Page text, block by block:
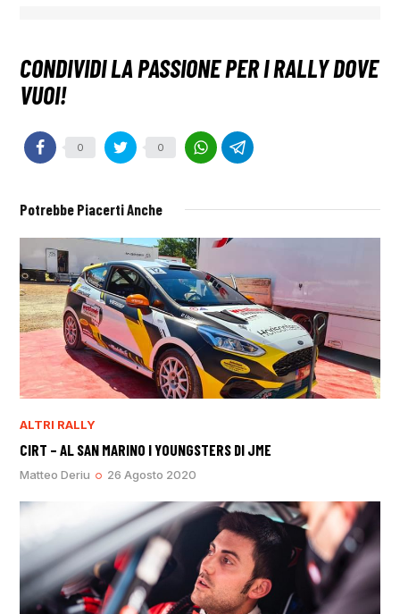
0 0
Potrebbe Piacerti Anche
ALTRI RALLY
CIRT – AL SAN MARINO I YOUNGSTERS DI JME
Matteo Deriu 26 Agosto 2020